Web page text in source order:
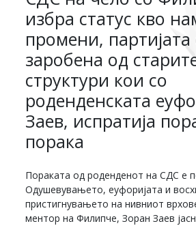
избра статус кво
промени, партијата
заробена од
структури кои со
роденденската
Заев, испратија
порака
Пораката од роденденот на СДС е
Одушевувањето, еуфоријата и
пристигнувањето на нивниот
ментор на Филипче, Зоран Заев